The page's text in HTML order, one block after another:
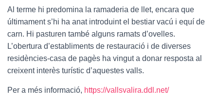
Al terme hi predomina la ramaderia de llet, encara que
últimament s’hi ha anat introduint el bestiar vacú i equí de
carn. Hi pasturen també alguns ramats d’ovelles.
L’obertura d’establiments de restauració i de diverses
residències-casa de pagès ha vingut a donar resposta al
creixent interès turístic d’aquestes valls.
Per a més informació, https://vallsvalira.ddl.net/